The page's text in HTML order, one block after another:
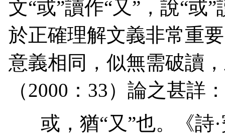
文“或”讀作“又”，說“或
於正確理解文義非常重
意義相同，似無需破讀
（2000 ： 33）論之甚詳
或，猶“又”也。《詩